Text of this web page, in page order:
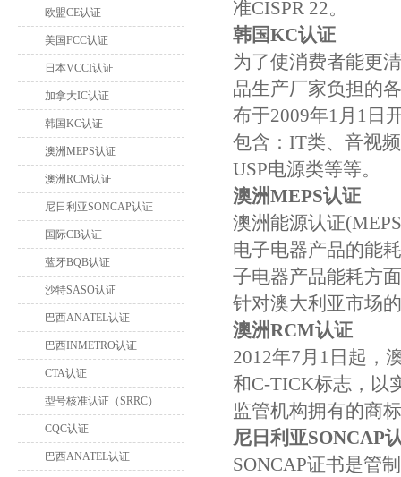
欧盟CE认证
美国FCC认证
日本VCCI认证
加拿大IC认证
韩国KC认证
澳洲MEPS认证
澳洲RCM认证
尼日利亚SONCAP认证
国际CB认证
蓝牙BQB认证
沙特SASO认证
巴西ANATEL认证
巴西INMETRO认证
CTA认证
型号核准认证（SRRC）
CQC认证
巴西ANATEL认证
准CISPR 22。
韩国KC认证
为了使消费者能更
品生产厂家负担的
布于2009年1月1日
包含：IT类、音视
USP电源类等等。
澳洲MEPS认证
澳洲能源认证
电子电器产品的能
子电器产品能耗方
针对澳大利亚市场
澳洲RCM认证
2012年7月1日起，
和C-TICK标志，以
监管机构拥有的商
尼日利亚SONCAP
SONCAP证书是管